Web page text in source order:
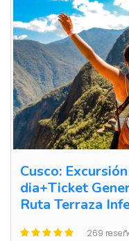
Cusco:
dia+Ticket
Ruta Terraza
269